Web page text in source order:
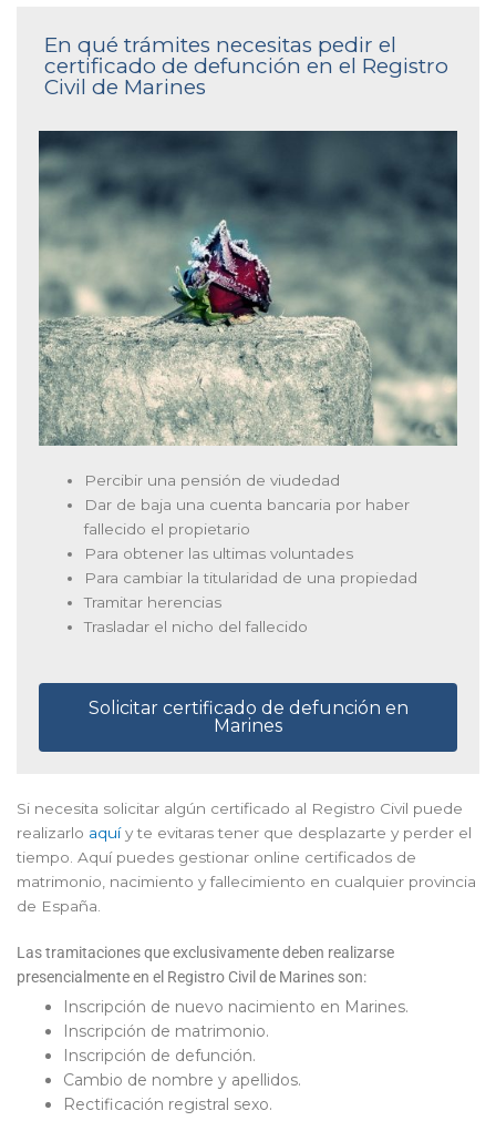
En qué trámites necesitas pedir el
certificado de defunción en el Registro
Civil de Marines
Percibir una pensión de viudedad
Dar de baja una cuenta bancaria por haber
fallecido el propietario
Para obtener las ultimas voluntades
Para cambiar la titularidad de una propiedad
Tramitar herencias
Trasladar el nicho del fallecido
Solicitar certificado de defunción en
Marines
Si necesita solicitar algún certificado al Registro Civil puede
realizarlo aquíy te evitaras tener que desplazarte y perder el
tiempo. Aquí puedes gestionar online certificados de
matrimonio, nacimiento y fallecimiento en cualquier provincia
de España.
Las tramitaciones que exclusivamente deben realizarse
presencialmente en el Registro Civil de Marines son:
Inscripción de nuevo nacimiento en Marines.
Inscripción de matrimonio.
Inscripción de defunción.
Cambio de nombre y apellidos.
Rectificación registral sexo.